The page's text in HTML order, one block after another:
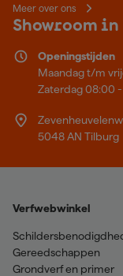
Meer over ons
Showroom
Openingstijden
Maandag t/m
Zaterdag 08:00 -
5048 AN Tilburg
Verfwebwinkel
Gereedschappen
Grondverf en primer